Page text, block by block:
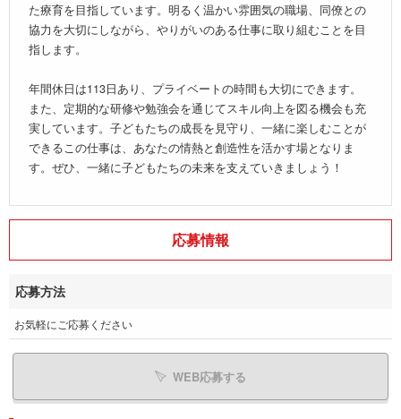
た療育を目指しています。明るく温かい雰囲気の職場、同僚との
協力を大切にしながら、やりがいのある仕事に取り組むことを目
指します。
年間休日は113日あり、プライベートの時間も大切にできます。
また、定期的な研修や勉強会を通じてスキル向上を図る機会も充
実しています。子どもたちの成長を見守り、一緒に楽しむことが
できるこの仕事は、あなたの情熱と創造性を活かす場となりま
す。ぜひ、一緒に子どもたちの未来を支えていきましょう！
応募情報
応募方法
お気軽にご応募ください
WEB応募する